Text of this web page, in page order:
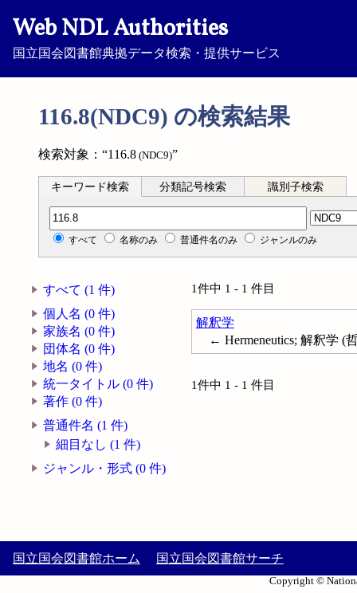
Web NDL Authorities
国立国会図書館典拠データ検索・提供サービス
116.8(NDC9) の検索結果
検索対象：“116.8 (NDC9)”
キーワード検索 分類記号検索 識別子検索
分類記号検索
すべて 名称のみ 普通件名のみ ジャンルのみ
すべて (1 件)
個人名 (0 件)
家族名 (0 件)
団体名 (0 件)
地名 (0 件)
統一タイトル (0 件)
著作 (0 件)
普通件名 (1 件)
細目なし (1 件)
ジャンル・形式 (0 件)
1件中 1 - 1 件目
解釈学
← Hermeneutics; 解釈学 (
1件中 1 - 1 件目
国立国会図書館ホーム 国立国会図書館サーチ
Copyright ©